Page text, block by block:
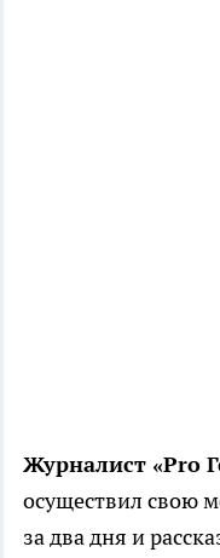
Журналист «Pro
осуществил свою
за два дня и